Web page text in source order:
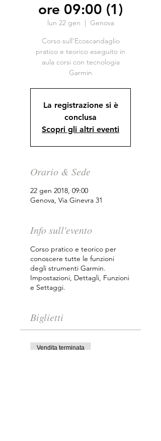
ore 09:00 (1)
lun 22 gen
  |
Genova
Corso sull'Ecoscandaglio
pratico e teorico eseguito in
aula corsi con tecnologia
Garmin
La registrazione si è
conclusa
Scopri gli altri eventi
Orario & Sede
22 gen 2018, 09:00
Genova, Via Ginevra 31
Info sull'evento
Corso pratico e teorico per
conoscere tutte le funzioni
degli strumenti Garmin.
Impostazioni, Dettagli, Funzioni
e Settaggi.
Biglietti
Vendita terminata